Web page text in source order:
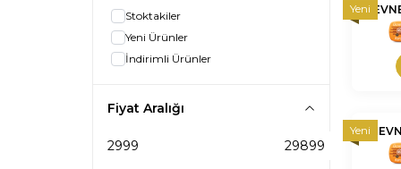
Stoktakiler
Yeni Ürünler
İndirimli Ürünler
Fiyat Aralığı
Yeni
Yeni